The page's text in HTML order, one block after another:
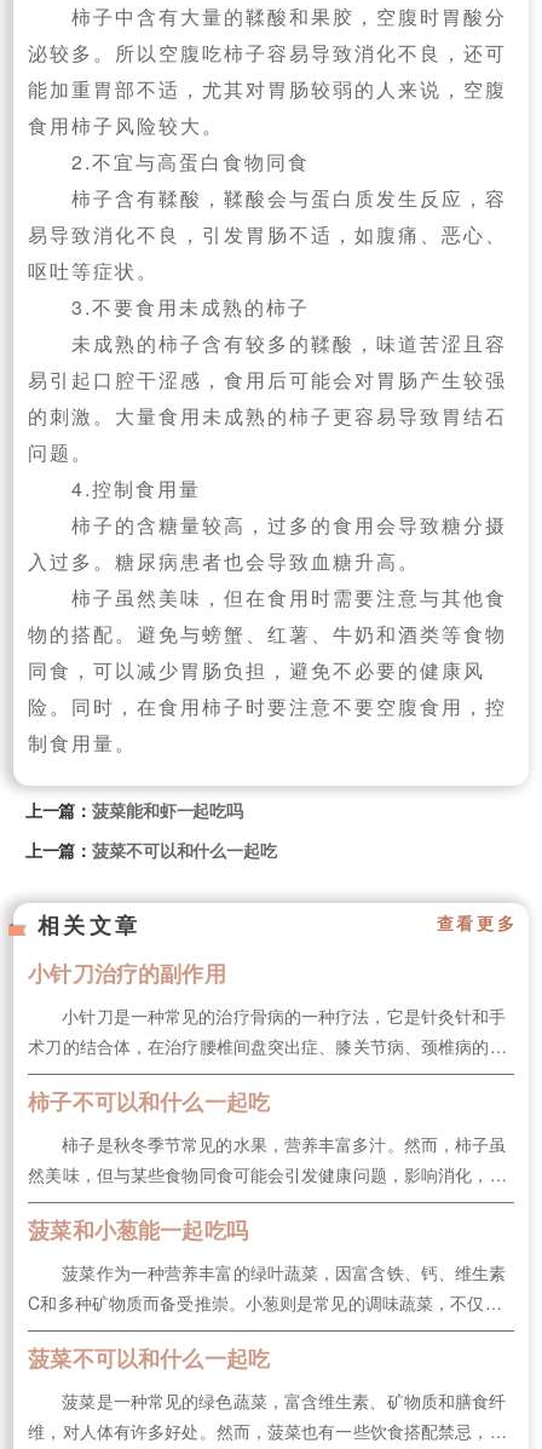
柿子中含有大量的鞣酸和果胶，空腹时胃酸分
泌较多。所以空腹吃柿子容易导致消化不良，还可
能加重胃部不适，尤其对胃肠较弱的人来说，空腹
食用柿子风险较大。
2.不宜与高蛋白食物同食
柿子含有鞣酸，鞣酸会与蛋白质发生反应，容
易导致消化不良，引发胃肠不适，如腹痛、恶心、
呕吐等症状。
3.不要食用未成熟的柿子
未成熟的柿子含有较多的鞣酸，味道苦涩且容
易引起口腔干涩感，食用后可能会对胃肠产生较强
的刺激。大量食用未成熟的柿子更容易导致胃结石
问题。
4.控制食用量
柿子的含糖量较高，过多的食用会导致糖分摄
入过多。糖尿病患者也会导致血糖升高。
柿子虽然美味，但在食用时需要注意与其他食
物的搭配。避免与螃蟹、红薯、牛奶和酒类等食物
同食，可以减少胃肠负担，避免不必要的健康风
险。同时，在食用柿子时要注意不要空腹食用，控
制食用量。
上一篇：菠菜能和虾一起吃吗
上一篇：菠菜不可以和什么一起吃
相关文章 查看更多
小针刀治疗的副作用
小针刀是一种常见的治疗骨病的一种疗法，它是针灸针和手
术刀的结合体，在治疗腰椎间盘突出症、膝关节病、颈椎病的各
种疗法中，小针刀可谓是比较传奇的一个疗法了。那么小针刀治
疗的副作用有哪些？小针刀治疗是什么原理？下面一起来看看
吧。小针刀治疗的副作用1、引起感染小针刀属于一种有创操
作，需要穿破皮肤，容易引起感...
柿子不可以和什么一起吃
柿子是秋冬季节常见的水果，营养丰富多汁。然而，柿子虽
然美味，但与某些食物同食可能会引发健康问题，影响消化，甚
至导致身体不适。那么，柿子不可以和哪些食物一起吃呢？接下
来，我们一起来了解一下柿子的饮食禁忌吧。柿子不可以和什么
一起吃1.螃蟹柿子与螃蟹同食容易引起胃肠不适。螃蟹性寒，而
柿子也属寒性食物，两者...
菠菜和小葱能一起吃吗
菠菜作为一种营养丰富的绿叶蔬菜，因富含铁、钙、维生素
C和多种矿物质而备受推崇。小葱则是常见的调味蔬菜，不仅味
道鲜美，还含有丰富的维生素和矿物质。那么，菠菜和小葱是否
可以一起食用呢？下面，将为大家详细解答。菠菜和小葱能一起
吃吗菠菜和小葱能一起吃。菠菜富含维生素和矿物质，小葱富含
维生素和硫化物等成分，两...
菠菜不可以和什么一起吃
菠菜是一种常见的绿色蔬菜，富含维生素、矿物质和膳食纤
维，对人体有许多好处。然而，菠菜也有一些饮食搭配禁忌，如